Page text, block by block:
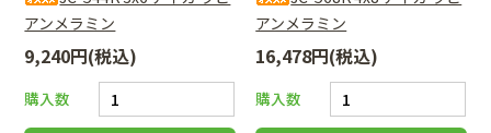
アンメラミン
9,240円(税込)
購入数
アンメラミン
16,478円(税込)
購入数